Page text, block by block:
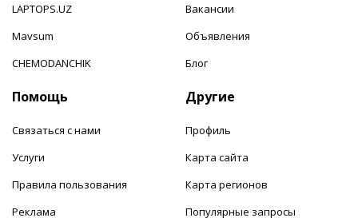
LAPTOPS.UZ
Mavsum
CHEMODANCHIK
Вакансии
Объявления
Блог
Помощь
Связаться с нами
Услуги
Правила пользования
Реклама
Другие
Профиль
Карта сайта
Карта регионов
Популярные запросы